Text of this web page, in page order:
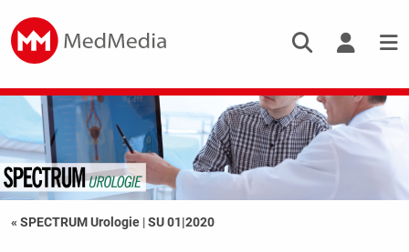
« SPECTRUM Urologie |SU 01|2020